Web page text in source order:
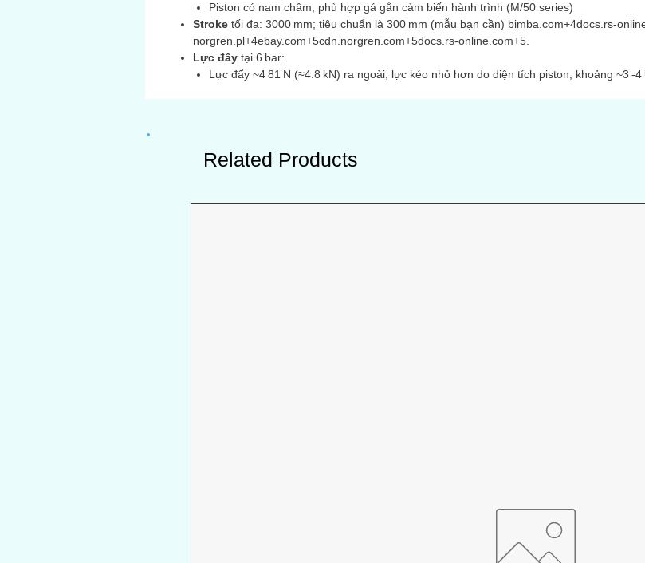
Piston có nam châm, phù hợp gá gắn cảm biến hành trình (M/50 series)
Stroke tối đa: 3000 mm; tiêu chuẩn là 300 mm (mẫu bạn cần) bimba.com+4docs.rs-
norgren.pl+4ebay.com+5cdn.norgren.com+5docs.rs-online.com+5.
Lực đẩy tại 6 bar:
Lực đẩy ~4 81 N (≈4.8 kN) ra ngoài; lực kéo nhỏ hơn do diện tích piston, khoảng ~3 -4
Related Products